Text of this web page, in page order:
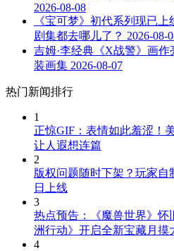
2026-08-08
《宝可梦》初代系列现已
剧集都去哪儿了？ 2026-08-
吉姆·李经典《X战警》画
装画集 2026-08-07
热门新闻排行
1
正惊GIF：表情如此羞涩！
让人遐想连篇
2
版权问题随时下架？玩家自
日上线
3
热点预告：《魔兽世界》怀
洲行动》开启全新宝藏月摸
4